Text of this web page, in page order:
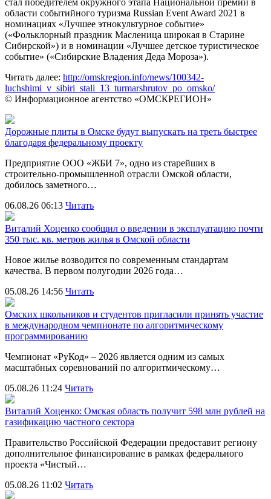
области событийного туризма Russian Event Award 2021 в
номинациях «Лучшее этнокультурное событие»
(«Фольклорный праздник Масленица широкая в Старине
Сибирской») и в номинации «Лучшее детское туристическое
событие» («Сибирские Владения Деда Мороза»).
Читать далее: http://omskregion.info/news/100342-
luchshimi_v_sibiri_stali_13_turmarshrutov_po_omsko/
© Информационное агентство «ОМСКРЕГИОН»
Дорожные плиты в Омске будут выпускать на треть быстрее
благодаря федеральному проекту
Предприятие ООО «ЖБИ 7», одно из старейших в
строительно‑промышленной отрасли Омской области,
добилось заметного…
06.08.26 06:13 Читать
Виталий Хоценко сообщил о введении в эксплуатацию почти
350 тыс. кв. метров жилья в Омской области
Новое жилье возводится по современным стандартам
качества. В первом полугодии 2026 года…
05.08.26 14:56 Читать
Омских школьников и студентов пригласили принять участие
в международном чемпионате по алгоритмическому
программированию
Чемпионат «РуКод» – 2026 является одним из самых
масштабных соревнований по алгоритмическому…
05.08.26 11:24 Читать
Виталий Хоценко: Омская область получит 598 млн рублей на
газификацию частного сектора
Правительство Российской Федерации предоставит региону
дополнительное финансирование в рамках федерального
проекта «Чистый…
05.08.26 11:02 Читать